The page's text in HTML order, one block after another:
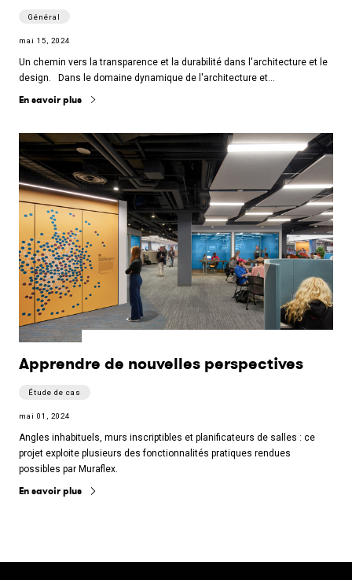
Général
mai 15, 2024
Un chemin vers la transparence et la durabilité dans l'architecture et le
design. Dans le domaine dynamique de l'architecture et…
En savoir plus
Apprendre de nouvelles perspectives
Étude de cas
mai 01, 2024
Angles inhabituels, murs inscriptibles et planificateurs de salles : ce
projet exploite plusieurs des fonctionnalités pratiques rendues
possibles par Muraflex.
En savoir plus